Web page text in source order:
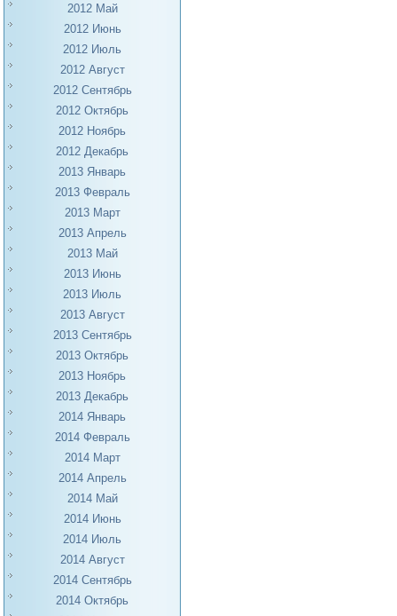
2012 Май
2012 Июнь
2012 Июль
2012 Август
2012 Сентябрь
2012 Октябрь
2012 Ноябрь
2012 Декабрь
2013 Январь
2013 Февраль
2013 Март
2013 Апрель
2013 Май
2013 Июнь
2013 Июль
2013 Август
2013 Сентябрь
2013 Октябрь
2013 Ноябрь
2013 Декабрь
2014 Январь
2014 Февраль
2014 Март
2014 Апрель
2014 Май
2014 Июнь
2014 Июль
2014 Август
2014 Сентябрь
2014 Октябрь